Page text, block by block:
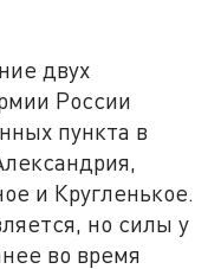
двух
России
пункта в
и Кругленькое.
но силы у
во время